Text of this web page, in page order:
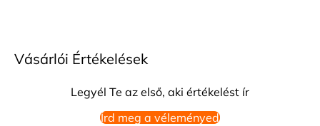
Vásárlói Értékelések
Legyél Te az első, aki értékelést ír
Írd meg a véleményed